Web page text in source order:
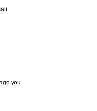
you